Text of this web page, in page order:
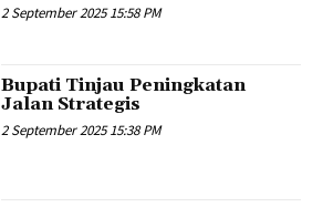
2 September 2025 15:58 PM
Bupati Tinjau Peningkatan
Jalan Strategis
2 September 2025 15:38 PM